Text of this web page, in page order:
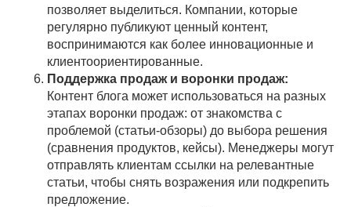
позволяет выделиться. Компании, которые
регулярно публикуют ценный контент,
воспринимаются как более инновационные и
клиентоориентированные.
Поддержка продаж и воронки продаж:
Контент блога может использоваться на разных
этапах воронки продаж: от знакомства с
проблемой (статьи-обзоры) до выбора решения
(сравнения продуктов, кейсы). Менеджеры могут
отправлять клиентам ссылки на релевантные
статьи, чтобы снять возражения или подкрепить
предложение.